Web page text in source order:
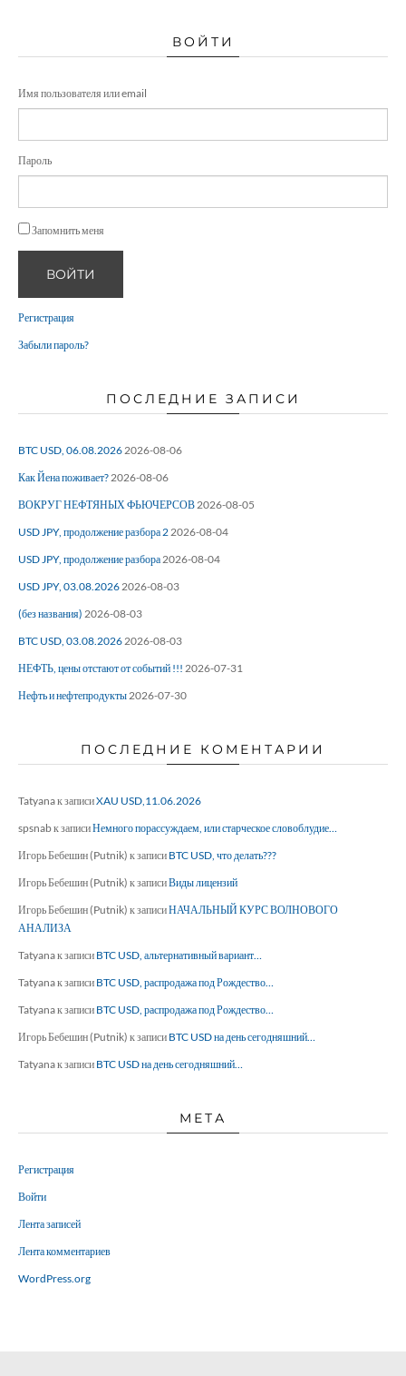
ВОЙТИ
Имя пользователя или email
Пароль
Запомнить меня
ВОЙТИ
Регистрация
Забыли пароль?
ПОСЛЕДНИЕ ЗАПИСИ
BTC USD, 06.08.2026 2026-08-06
Как Йена поживает? 2026-08-06
ВОКРУГ НЕФТЯНЫХ ФЬЮЧЕРСОВ 2026-08-05
USD JPY, продолжение разбора 2 2026-08-04
USD JPY, продолжение разбора 2026-08-04
USD JPY, 03.08.2026 2026-08-03
(без названия) 2026-08-03
BTC USD, 03.08.2026 2026-08-03
НЕФТЬ, цены отстают от событий !!! 2026-07-31
Нефть и нефтепродукты 2026-07-30
ПОСЛЕДНИЕ КОМЕНТАРИИ
Tatyanaк записиXAU USD,11.06.2026
spsnabк записиНемного порассуждаем, или старческое словоблудие…
Игорь Бебешин (Putnik) к записи BTC USD, что делать???
Игорь Бебешин (Putnik) к записиВиды лицензий
Игорь Бебешин (Putnik) к записиНАЧАЛЬНЫЙ КУРС ВОЛНОВОГО
АНАЛИЗА
Tatyanaк записи BTC USD, альтернативный вариант…
Tatyanaк записи BTC USD, распродажа под Рождество…
Tatyanaк записи BTC USD, распродажа под Рождество…
Игорь Бебешин (Putnik) к записи BTC USD на день сегодняшний…
Tatyanaк записи BTC USD на день сегодняшний…
МЕТА
Регистрация
Войти
Лента записей
Лента комментариев
WordPress.org